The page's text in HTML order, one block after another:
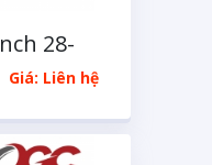
28-
Giá: Liên hệ